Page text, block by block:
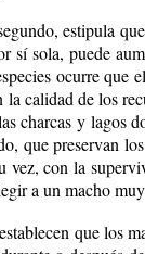
es­ti­pu­la
sí so­la, pue­de
ocu­rre
ca­li­dad de los
char­cas y la­gos
que pre­ser­van
vez, con la
a un ma­cho
que los